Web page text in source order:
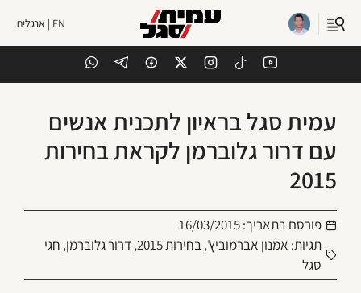
EN | אנגלית
עמית סגל בראיון לתכנית אנשים
עם דרור גלוברמן לקראת בחירות
2015
פורסם בתאריך:16/03/2015
תגיות: אמנון אברמוביץ',בחירות 2015 , דרור גלוברמן, חגי
סגל